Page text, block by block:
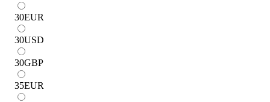
30EUR
30USD
30GBP
35EUR